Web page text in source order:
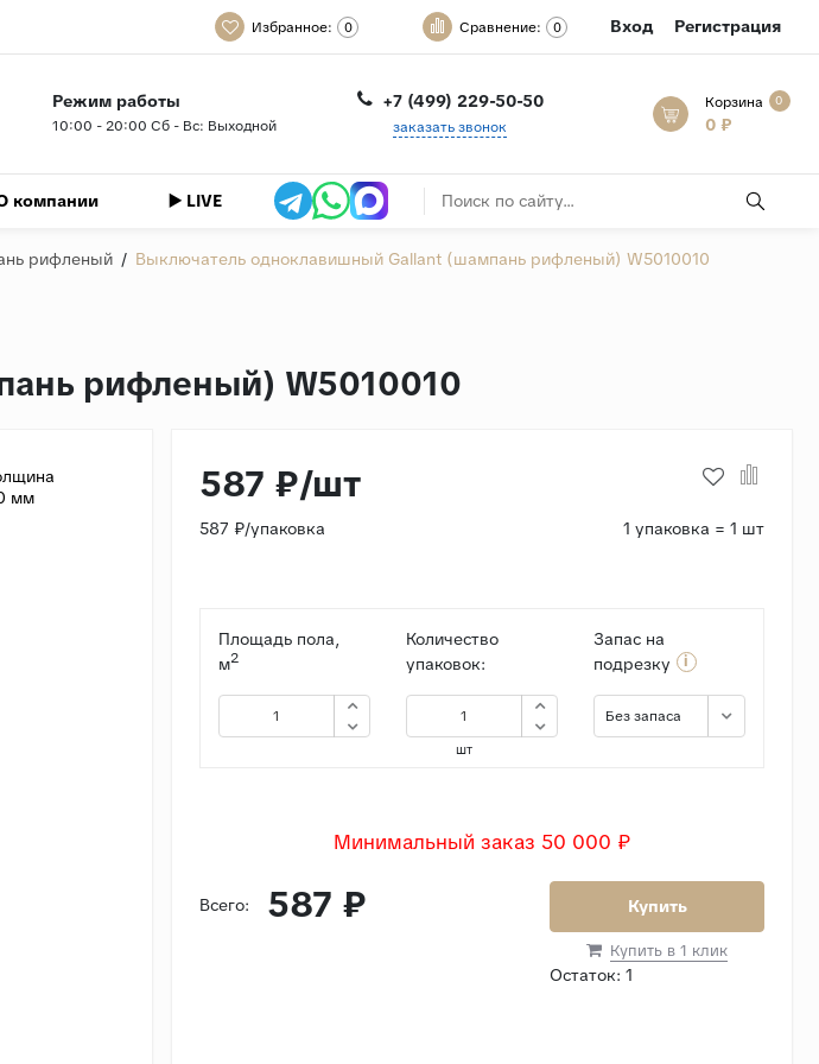
Избранное: 0 Сравнение: 0 Вход Регистрация
Режим работы
10:00 - 20:00 Сб - Вс: Выходной
+7 (499) 229-50-50
заказать звонок
Корзина 0
0 ₽
компании ▶️ LIVE
рифленый / Выключатель одноклавишный Gallant (шампань рифленый) W5010010
рифленый) W5010010
мм
587 ₽/шт
587 ₽/упаковка 1 упаковка = 1 шт
Площадь пола,
м2
Количество
упаковок:
шт
Запас на
подрезку
i
Без запаса
Минимальный заказ 50 000 ₽
Всего: 587 ₽ Купить
Купить в 1 клик
Остаток:1